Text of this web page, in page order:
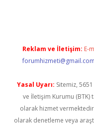
Reklam ve İletişim: E-
forumhizmeti@gmail.com
Yasal Uyarı: Sitemiz,
ve İletişim Kurumu (BTK)
olarak hizmet
olarak denetleme veya